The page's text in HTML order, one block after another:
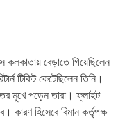
কলকাতায় বেড়াতে গিয়েছিলেন
টিকিট কেটেছিলেন তিনি।
মুখে পড়েন তারা। ফ্লাইট
কারণ হিসেবে বিমান কর্তৃপক্ষ